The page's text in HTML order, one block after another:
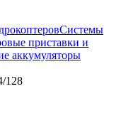
Системы
приставки и
аккумуляторы
128